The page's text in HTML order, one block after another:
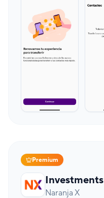
Premium
Investments
Naranja X